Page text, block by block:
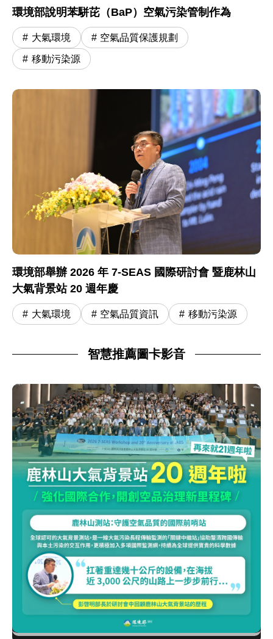
環境部說明苯駢芘（BaP）空氣污染管制作為
大氣環境 空氣品質保護規劃
移動污染源
環境部舉辦 2026 年 7-SEAS 國際研討會 暨鹿林山
大氣背景站 20 週年慶
大氣環境 空氣品質資訊 移動污染源
智慧推薦圖卡影音